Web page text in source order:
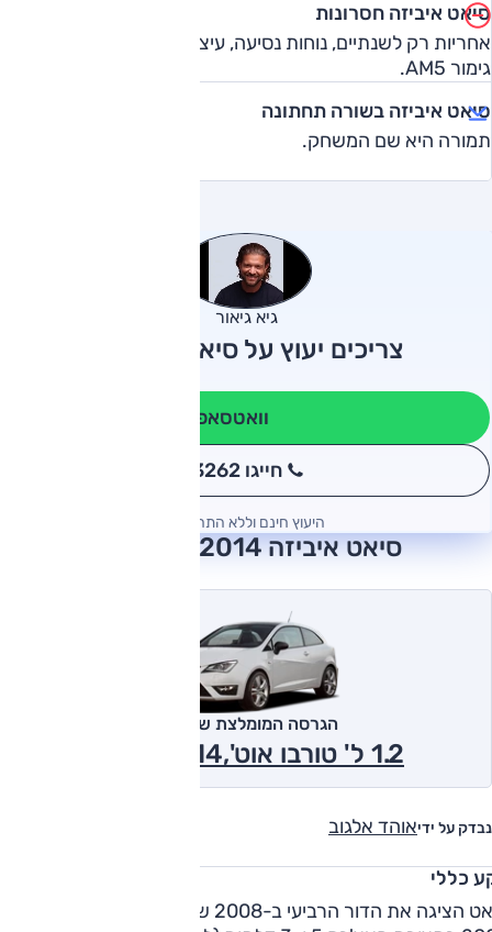
סיאט איביזה חסרונות
אחריות רק לשנתיים, נוחות נסיעה, עיצוב פנים, אבזור ברמת
גימור AM5.
סיאט איביזה בשורה תחתונה
תמורה היא שם המשחק.
גיא גיאור
צריכים יעוץ על סיאט איביזה?
וואטסאפ
חייגו 3262
היעוץ חינם וללא התחייבות
סיאט איביזה 2014 חוות דעת
נבדק על ידיאוהד אלגוב
הגרסה המומלצת של אוטו
1.2 ל' טורבו אוט',Style 2014
כללי
סיאט הציגה את הדור הרביעי ב-2008 שהגיע לישראל בפברואר